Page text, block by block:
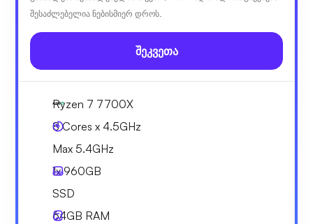
შესაძლებელია ნებისმიერ დროს.
შეკვეთა
Ryzen 7 7700X
8 Cores x 4.5GHz
Max 5.4GHz
1x960GB
SSD
64GB RAM